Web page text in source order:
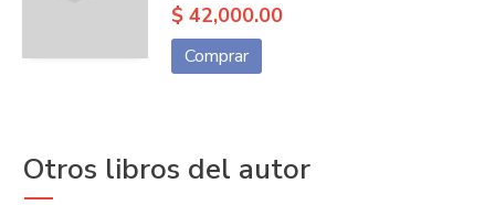
$ 42,000.00
Comprar
Otros libros del autor